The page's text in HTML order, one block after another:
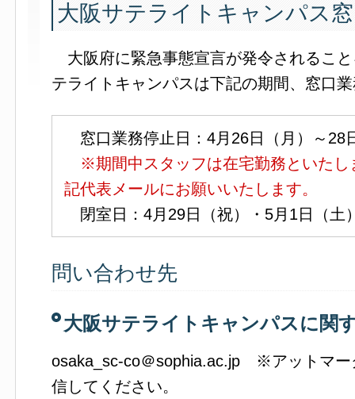
大阪サテライトキャンパス
大阪府に緊急事態宣言が発令されるこ
テライトキャンパスは下記の期間、窓口
窓口業務停止日：4月26日（月）～28
※期間中スタッフは在宅勤務といたし
記代表メールにお願いいたします。
閉室日：4月29日（祝）・5月1日（土
問い合わせ先
大阪サテライトキャンパスに関
osaka_sc-co＠sophia.ac.jp ※アットマー
信してください。